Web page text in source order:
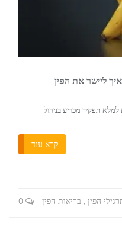
ליישר את הפין
למלא תפקיד מכריע בניהול
קרא עוד
הפין , בריאות הפין